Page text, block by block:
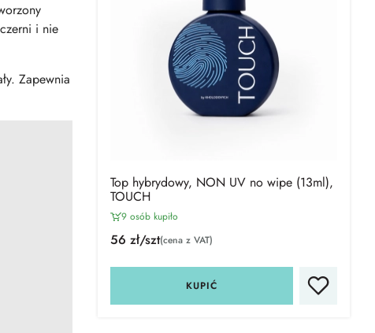
i nie
Zapewnia
Top hybrydowy, NON UV no wipe (13ml),
TOUCH
9 osób kupiło
56 zł/szt(cena z VAT)
KUPIĆ